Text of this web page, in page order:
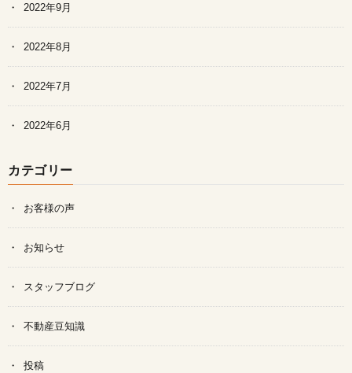
2022年9月
2022年8月
2022年7月
2022年6月
カテゴリー
お客様の声
お知らせ
スタッフブログ
不動産豆知識
投稿